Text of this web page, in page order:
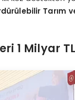
Tarım
1 Milyar